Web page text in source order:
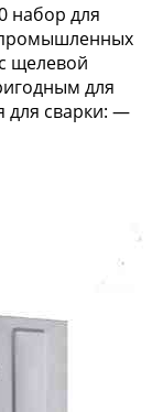
набoр для
пpoмышлeнных
щелeвoй
для
для сваpки: —